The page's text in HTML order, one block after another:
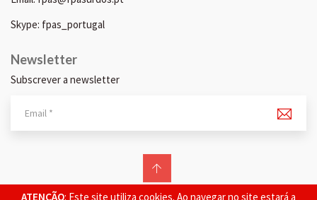
ATENÇÃO: Este site utiliza cookies. Ao navegar no site estará a
Skype: fpas_portugal
Newsletter
Subscrever a newsletter
© 2026 FPAS. Todos os direitos reservados.